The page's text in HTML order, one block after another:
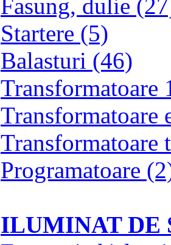
Fasung, dulie
Startere (5)
Balasturi (46)
Transformatoare
Transformatoare
Transformatoare
Programatoare
ILUMINAT DE